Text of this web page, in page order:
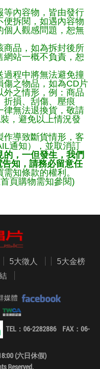
等內容物，皆由發行
便拆閱，如遇內容物
個人觀感問題，恕無
商品，如為拆封後所
網站一概不負責，恕
過程中將無法避免撞
傷之物品，如為CD片
外之情形，例：商品
折損、刮傷、壓痕
律無法退換貨，敬請
，避免以上情況發
作導致斷貨情形，客
通知），並取消訂
，一但發生，我們
知，請務必留意任
知條款的權利。
頁購物需知參閱)
5大徵人
5大金榜
媒體
TEL：06-2282886 FAX：06-
(六日休假)
Reserved.